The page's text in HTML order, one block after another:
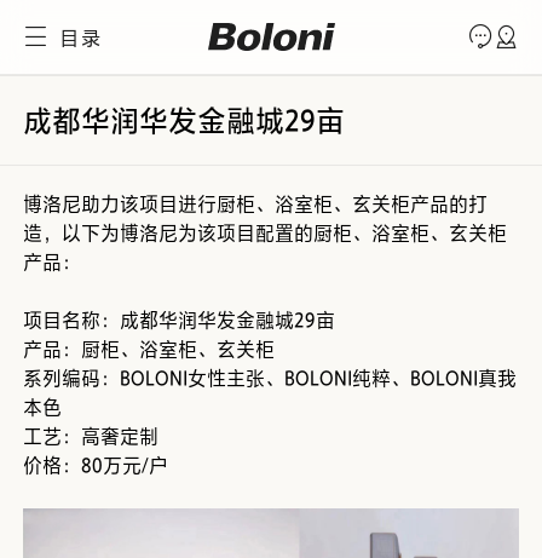
目录
成都华润华发金融城29亩
博洛尼助力该项目进行厨柜、浴室柜、玄关柜产品的打
造，以下为博洛尼为该项目配置的厨柜、浴室柜、玄关柜
产品：
项目名称：成都华润华发金融城29亩
产品：厨柜、浴室柜、玄关柜
系列编码：BOLONI女性主张、BOLONI纯粹、BOLONI真我
本色
工艺：高奢定制
价格：80万元/户